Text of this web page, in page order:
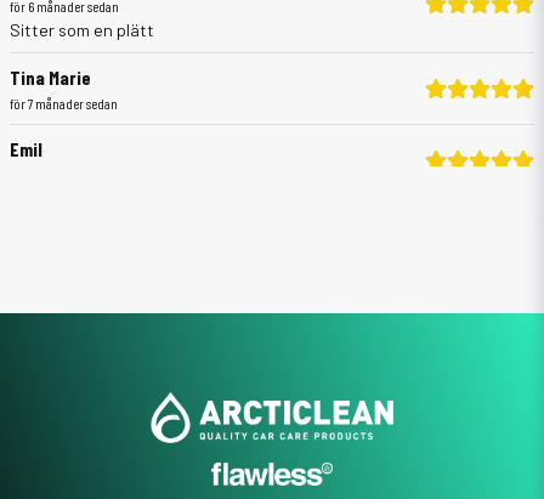
för 6 månader sedan
Sitter som en plätt
Tina Marie
för 7 månader sedan
Emil
för 7 månader sedan
Tvär skön mössa och tvär fet